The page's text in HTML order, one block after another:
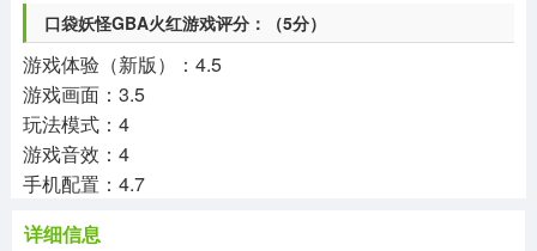
口袋妖怪GBA火红游戏评分：（5分）
游戏体验（新版）：4.5
游戏画面：3.5
玩法模式：4
游戏音效：4
手机配置：4.7
详细信息